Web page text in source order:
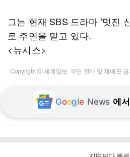
그는 현재 SBS 드라마 '멋진
로 주연을 맡고 있다.
<뉴시스>
Copyright ⓒ 세계일보. 무단 전재 및 재배포 금
Google News 에